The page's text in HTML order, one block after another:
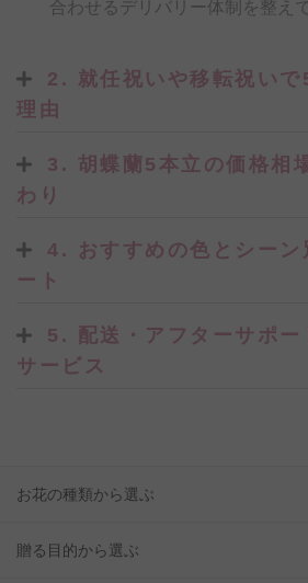
合わせるデリバリー体制を整え
2. 就任祝いや移転祝いで
理由
3. 胡蝶蘭5本立の価格相
わり
4. おすすめの色とシーン
ート
5. 配送・アフターサポー
サービス
お花の種類から選ぶ
贈る目的から選ぶ